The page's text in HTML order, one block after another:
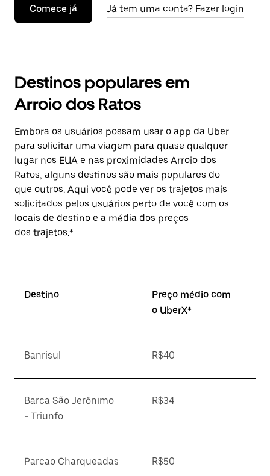
Comece já Já tem uma conta? Fazer login
Destinos populares em
Arroio dos Ratos
Embora os usuários possam usar o app da Uber
para solicitar uma viagem para quase qualquer
lugar nos EUA e nas proximidades Arroio dos
Ratos, alguns destinos são mais populares do
que outros. Aqui você pode ver os trajetos mais
solicitados pelos usuários perto de você com os
locais de destino e a média dos preços
dos trajetos.*
Destino
Preço médio com
o UberX*
Banrisul R$40
Barca São Jerônimo
- Triunfo
R$34
Parcao Charqueadas R$50